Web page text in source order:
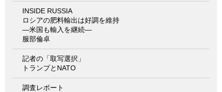
INSIDE RUSSIA
ロシアの肥料輸出は好調を維持
―米国も輸入を継続―
服部倫卓
記者の「取写選択」
トランプとNATO
調査レポート